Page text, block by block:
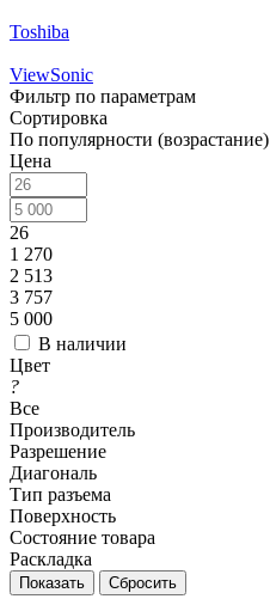
Toshiba
ViewSonic
Фильтр по параметрам
Сортировка
По популярности (возрастание)
Цена
26
1 270
2 513
3 757
5 000
В наличии
Цвет
?
Все
Производитель
Разрешение
Диагональ
Тип разъема
Поверхность
Состояние товара
Раскладка
Сбросить